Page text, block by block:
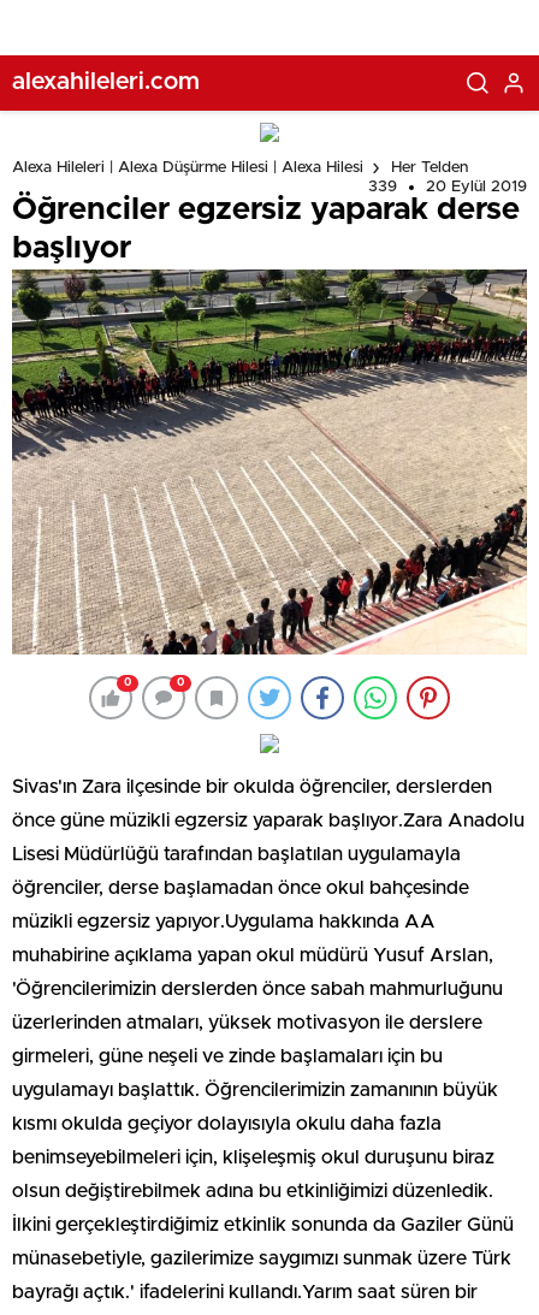
alexahileleri.com
Alexa Hileleri | Alexa Düşürme Hilesi | Alexa Hilesi
Her Telden
339
20 Eylül 2019
Öğrenciler egzersiz yaparak derse
başlıyor
0 0
Sivas'ın Zara ilçesinde bir okulda öğrenciler, derslerden
önce güne müzikli egzersiz yaparak başlıyor.Zara Anadolu
Lisesi Müdürlüğü tarafından başlatılan uygulamayla
öğrenciler, derse başlamadan önce okul bahçesinde
müzikli egzersiz yapıyor.Uygulama hakkında AA
muhabirine açıklama yapan okul müdürü Yusuf Arslan,
'Öğrencilerimizin derslerden önce sabah mahmurluğunu
üzerlerinden atmaları, yüksek motivasyon ile derslere
girmeleri, güne neşeli ve zinde başlamaları için bu
uygulamayı başlattık. Öğrencilerimizin zamanının büyük
kısmı okulda geçiyor dolayısıyla okulu daha fazla
benimseyebilmeleri için, klişeleşmiş okul duruşunu biraz
olsun değiştirebilmek adına bu etkinliğimizi düzenledik.
İlkini gerçekleştirdiğimiz etkinlik sonunda da Gaziler Günü
münasebetiyle, gazilerimize saygımızı sunmak üzere Türk
bayrağı açtık.' ifadelerini kullandı.Yarım saat süren bir